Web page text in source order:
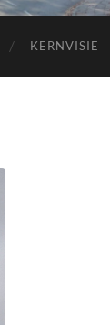
KERNVISIE